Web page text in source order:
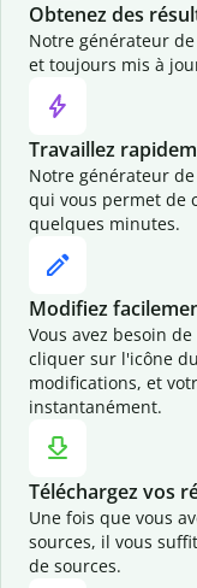
Obtenez des
Notre générateur
et toujours mis à
Travaillez
Notre générateur
qui vous permet de
quelques minutes.
Modifiez
Vous avez besoin
cliquer sur l'icône
modifications, et
instantanément.
Téléchargez vos
Une fois que vous
sources, il vous
de sources.